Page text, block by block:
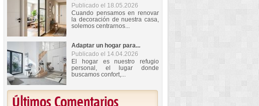
Publicado el 18.05.2026
Cuando pensamos en renovar
la decoración de nuestra casa,
solemos centrarnos...
Adaptar un hogar para...
Publicado el 14.04.2026
El hogar es nuestro refugio
personal, el lugar donde
buscamos confort,...